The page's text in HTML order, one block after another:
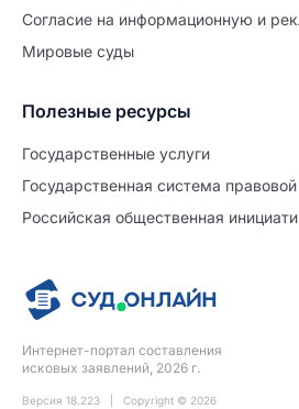
Интернет-портал составления
исковых заявлений, 2026 г.
Версия 18.223 | Copyright © 2026
Согласие на информационную и
Мировые суды
Полезные ресурсы
Государственные услуги
Государственная система
Российская общественная
Продолжите
Расторжение
Уже заполнено
Шаг 0 из 15
№5728094
ПРОДОЛЖИТЬ